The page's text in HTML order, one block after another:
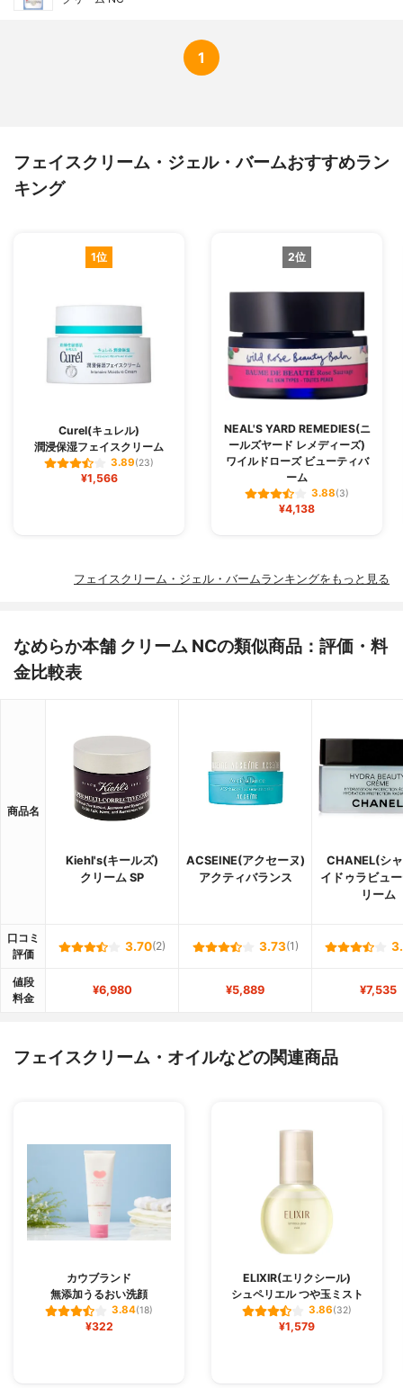
1
フェイスクリーム・ジェル・バームおすすめラン
キング
1位
Curel(キュレル)
潤浸保湿フェイスクリーム
3.89(23)
¥1,566
2位
NEAL'S YARD REMEDIES(ニ
ールズヤード レメディーズ)
ワイルドローズ ビューティバ
ーム
3.88(3)
¥4,138
フェイスクリーム・ジェル・バームランキングをもっと見る
なめらか本舗 クリーム NCの類似商品：評価・料
金比較表
商品名
Kiehl's(キールズ)
クリーム SP
ACSEINE(アクセーヌ)
アクティバランス
CHANEL(シ
イドゥラビュ
リーム
口コミ
評価
3.70(2) 3.73(1)
値段
料金
¥6,980 ¥5,889 ¥7,535
フェイスクリーム・オイルなどの関連商品
カウブランド
無添加うるおい洗顔
3.84(18)
¥322
ELIXIR(エリクシール)
シュペリエル つや玉ミスト
3.86(32)
¥1,579